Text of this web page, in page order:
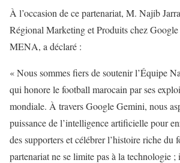
À l’occasion de ce partenariat, M. Najib
Régional Marketing et Produits chez
MENA, a déclaré :
« Nous sommes fiers de soutenir l’Équipe
qui honore le football marocain par ses
mondiale. À travers Google Gemini, nous
puissance de l’intelligence artificielle pour
des supporters et célébrer l’histoire riche du
partenariat ne se limite pas à la technologie